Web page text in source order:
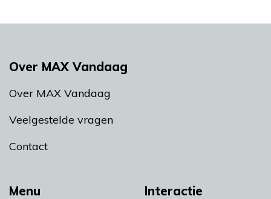
Menu Interactie
Over MAX Vandaag
Over MAX Vandaag
Veelgestelde vragen
Contact